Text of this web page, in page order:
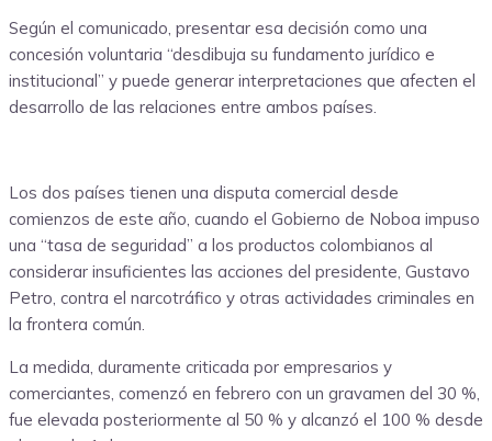
Según el comunicado, presentar esa decisión como una
concesión voluntaria “desdibuja su fundamento jurídico e
institucional” y puede generar interpretaciones que afecten el
desarrollo de las relaciones entre ambos países.
Los dos países tienen una disputa comercial desde
comienzos de este año, cuando el Gobierno de Noboa impuso
una “tasa de seguridad” a los productos colombianos al
considerar insuficientes las acciones del presidente, Gustavo
Petro, contra el narcotráfico y otras actividades criminales en
la frontera común.
La medida, duramente criticada por empresarios y
comerciantes, comenzó en febrero con un gravamen del 30 %,
fue elevada posteriormente al 50 % y alcanzó el 100 % desde